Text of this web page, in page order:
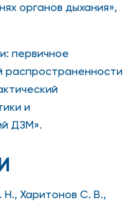
органов дыхания»,
первичное
распространенности
и
ДЗМ».
Харитонов С. В.,